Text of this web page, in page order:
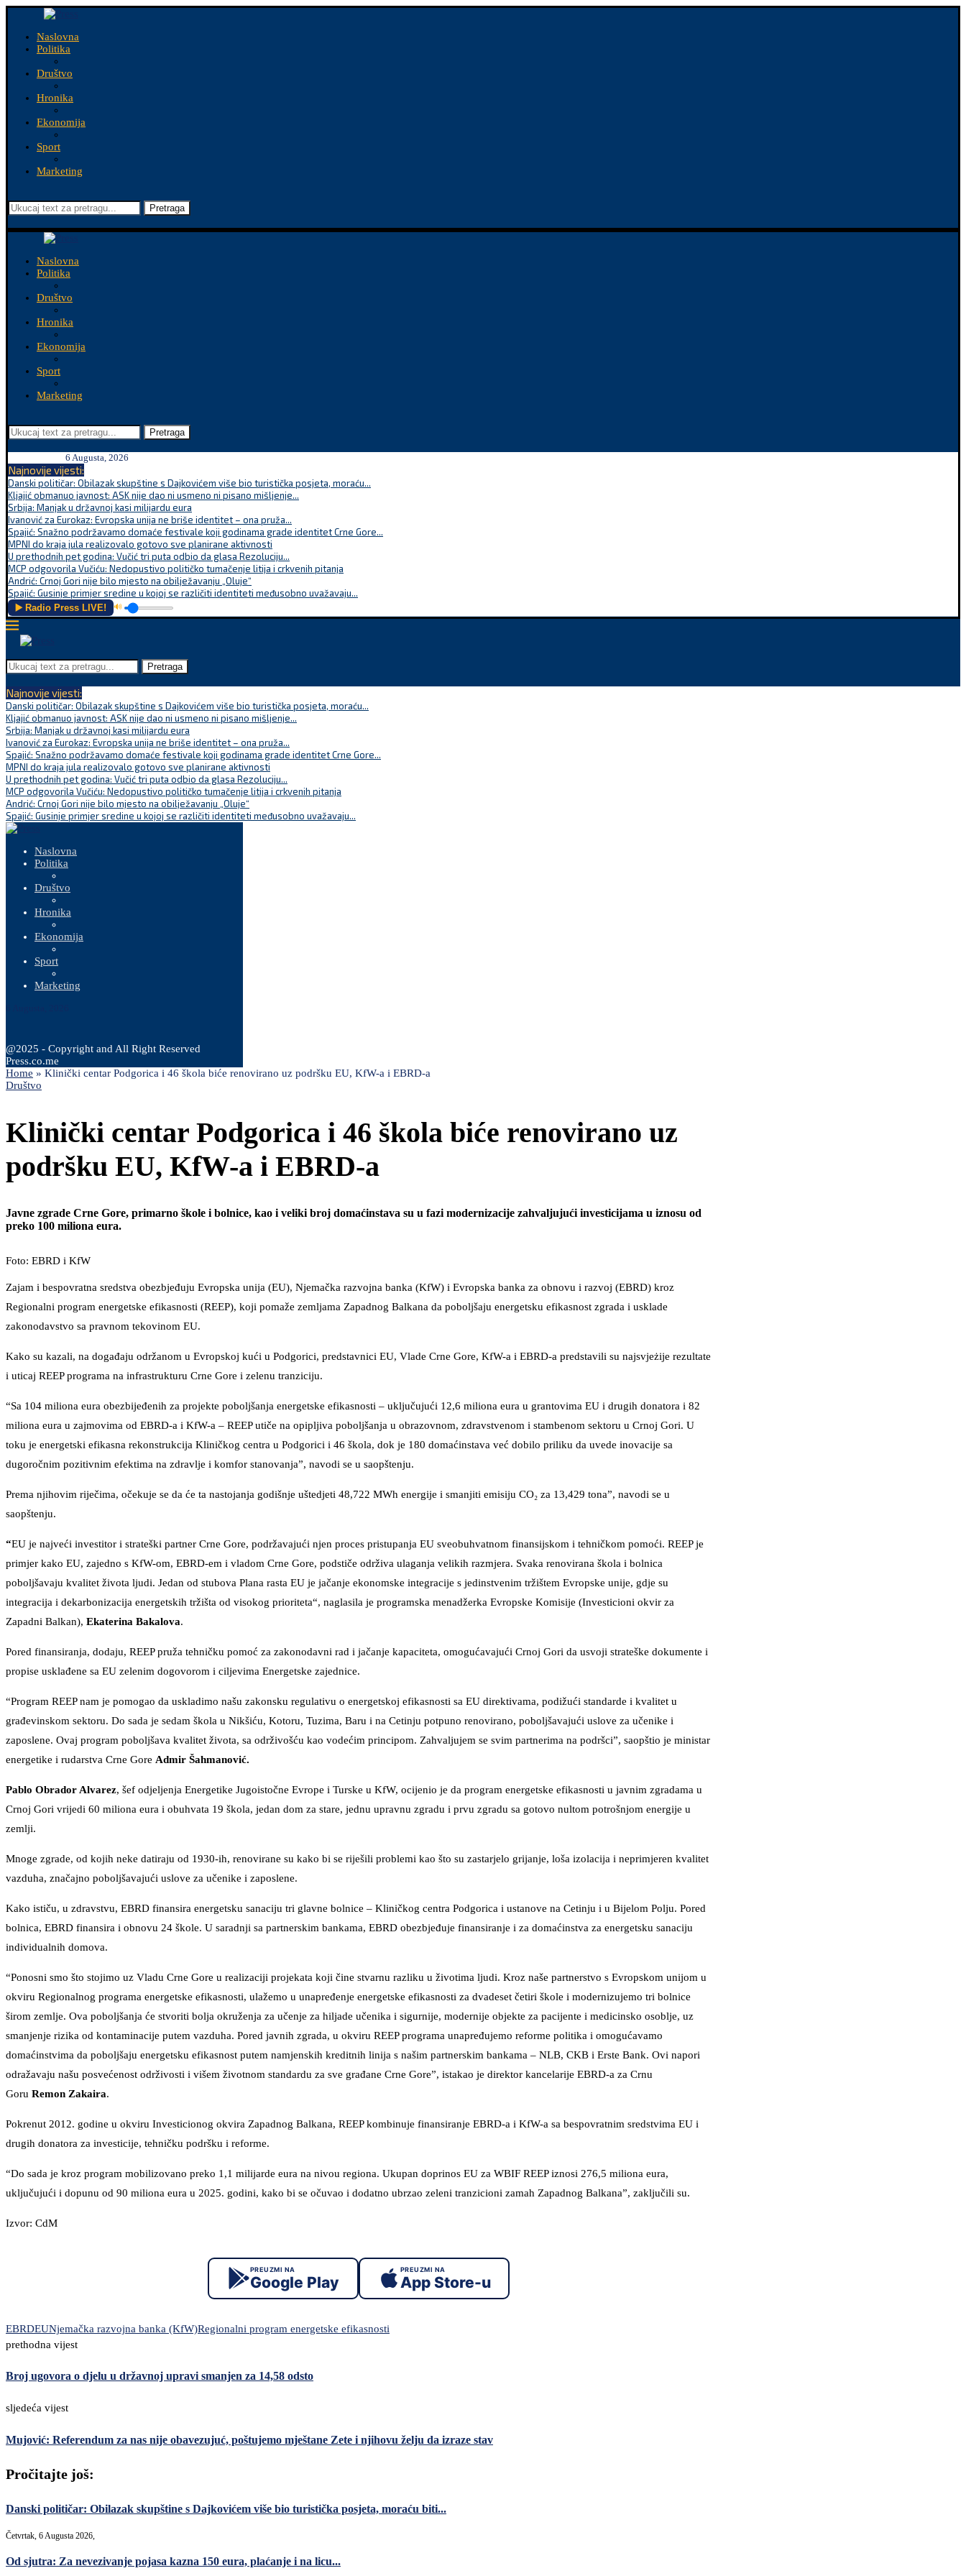
Naslovna
Politika
Društvo
Hronika
Ekonomija
Sport
Marketing
Pretraga
Naslovna
Politika
Društvo
Hronika
Ekonomija
Sport
Marketing
Pretraga
6 Augusta, 2026
Najnovije vijesti:
Danski političar: Obilazak skupštine s Dajkovićem više bio turistička posjeta, moraću...
Kljajić obmanuo javnost: ASK nije dao ni usmeno ni pisano mišljenje...
Srbija: Manjak u državnoj kasi milijardu eura
Ivanović za Eurokaz: Evropska unija ne briše identitet – ona pruža...
Spajić: Snažno podržavamo domaće festivale koji godinama grade identitet Crne Gore...
MPNI do kraja jula realizovalo gotovo sve planirane aktivnosti
U prethodnih pet godina: Vučić tri puta odbio da glasa Rezoluciju...
MCP odgovorila Vučiću: Nedopustivo političko tumačenje litija i crkvenih pitanja
Andrić: Crnoj Gori nije bilo mjesto na obilježavanju „Oluje“
Spajić: Gusinje primjer sredine u kojoj se različiti identiteti međusobno uvažavaju...
▶️ Radio Press LIVE! 🔊
Pretraga
Najnovije vijesti:
Danski političar: Obilazak skupštine s Dajkovićem više bio turistička posjeta, moraću...
Kljajić obmanuo javnost: ASK nije dao ni usmeno ni pisano mišljenje...
Srbija: Manjak u državnoj kasi milijardu eura
Ivanović za Eurokaz: Evropska unija ne briše identitet – ona pruža...
Spajić: Snažno podržavamo domaće festivale koji godinama grade identitet Crne Gore...
MPNI do kraja jula realizovalo gotovo sve planirane aktivnosti
U prethodnih pet godina: Vučić tri puta odbio da glasa Rezoluciju...
MCP odgovorila Vučiću: Nedopustivo političko tumačenje litija i crkvenih pitanja
Andrić: Crnoj Gori nije bilo mjesto na obilježavanju „Oluje“
Spajić: Gusinje primjer sredine u kojoj se različiti identiteti međusobno uvažavaju...
Naslovna
Politika
Društvo
Hronika
Ekonomija
Sport
Marketing
@2025 - Copyright and All Right Reserved
Press.co.me
Home » Klinički centar Podgorica i 46 škola biće renovirano uz podršku EU, KfW-a i EBRD-a
Društvo
Klinički centar Podgorica i 46 škola biće renovirano uz
podršku EU, KfW-a i EBRD-a
Javne zgrade Crne Gore, primarno škole i bolnice, kao i veliki broj domaćinstava su u fazi modernizacije zahvaljujući investicijama u iznosu od
preko 100 miliona eura.
Foto: EBRD i KfW
Zajam i bespovratna sredstva obezbjeđuju Evropska unija (EU), Njemačka razvojna banka (KfW) i Evropska banka za obnovu i razvoj (EBRD) kroz
Regionalni program energetske efikasnosti (REEP), koji pomaže zemljama Zapadnog Balkana da poboljšaju energetsku efikasnost zgrada i usklade
zakonodavstvo sa pravnom tekovinom EU.
Kako su kazali, na događaju održanom u Evropskoj kući u Podgorici, predstavnici EU, Vlade Crne Gore, KfW-a i EBRD-a predstavili su najsvjeżije rezultate
i uticaj REEP programa na infrastrukturu Crne Gore i zelenu tranziciju.
“Sa 104 miliona eura obezbijeđenih za projekte poboljšanja energetske efikasnosti – uključujući 12,6 miliona eura u grantovima EU i drugih donatora i 82
miliona eura u zajmovima od EBRD-a i KfW-a – REEP utiče na opipljiva poboljšanja u obrazovnom, zdravstvenom i stambenom sektoru u Crnoj Gori. U
toku je energetski efikasna rekonstrukcija Kliničkog centra u Podgorici i 46 škola, dok je 180 domaćinstava već dobilo priliku da uvede inovacije sa
dugoročnim pozitivnim efektima na zdravlje i komfor stanovanja”, navodi se u saopštenju.
Prema njihovim riječima, očekuje se da će ta nastojanja godišnje uštedjeti 48,722 MWh energije i smanjiti emisiju CO₂ za 13,429 tona”, navodi se u
saopštenju.
“EU je najveći investitor i strateški partner Crne Gore, podržavajući njen proces pristupanja EU sveobuhvatnom finansijskom i tehničkom pomoći. REEP je
primjer kako EU, zajedno s KfW-om, EBRD-em i vladom Crne Gore, podstiče održiva ulaganja velikih razmjera. Svaka renovirana škola i bolnica
poboljšavaju kvalitet života ljudi. Jedan od stubova Plana rasta EU je jačanje ekonomske integracije s jedinstvenim tržištem Evropske unije, gdje su
integracija i dekarbonizacija energetskih tržišta od visokog prioriteta“, naglasila je programska menadžerka Evropske Komisije (Investicioni okvir za
Zapadni Balkan), Ekaterina Bakalova.
Pored finansiranja, dodaju, REEP pruža tehničku pomoć za zakonodavni rad i jačanje kapaciteta, omogućavajući Crnoj Gori da usvoji strateške dokumente i
propise usklađene sa EU zelenim dogovorom i ciljevima Energetske zajednice.
“Program REEP nam je pomogao da uskladimo našu zakonsku regulativu o energetskoj efikasnosti sa EU direktivama, podižući standarde i kvalitet u
građevinskom sektoru. Do sada je sedam škola u Nikšiću, Kotoru, Tuzima, Baru i na Cetinju potpuno renovirano, poboljšavajući uslove za učenike i
zaposlene. Ovaj program poboljšava kvalitet života, sa održivošću kao vodećim principom. Zahvaljujem se svim partnerima na podršci”, saopštio je ministar
energetike i rudarstva Crne Gore Admir Šahmanović.
Pablo Obrador Alvarez, šef odjeljenja Energetike Jugoistočne Evrope i Turske u KfW, ocijenio je da program energetske efikasnosti u javnim zgradama u
Crnoj Gori vrijedi 60 miliona eura i obuhvata 19 škola, jedan dom za stare, jednu upravnu zgradu i prvu zgradu sa gotovo nultom potrošnjom energije u
zemlji.
Mnoge zgrade, od kojih neke datiraju od 1930-ih, renovirane su kako bi se riješili problemi kao što su zastarjelo grijanje, loša izolacija i neprimjeren kvalitet
vazduha, značajno poboljšavajući uslove za učenike i zaposlene.
Kako ističu, u zdravstvu, EBRD finansira energetsku sanaciju tri glavne bolnice – Kliničkog centra Podgorica i ustanove na Cetinju i u Bijelom Polju. Pored
bolnica, EBRD finansira i obnovu 24 škole. U saradnji sa partnerskim bankama, EBRD obezbjeđuje finansiranje i za domaćinstva za energetsku sanaciju
individualnih domova.
“Ponosni smo što stojimo uz Vladu Crne Gore u realizaciji projekata koji čine stvarnu razliku u životima ljudi. Kroz naše partnerstvo s Evropskom unijom u
okviru Regionalnog programa energetske efikasnosti, ulažemo u unapređenje energetske efikasnosti za dvadeset četiri škole i modernizujemo tri bolnice
širom zemlje. Ova poboljšanja će stvoriti bolja okruženja za učenje za hiljade učenika i sigurnije, modernije objekte za pacijente i medicinsko osoblje, uz
smanjenje rizika od kontaminacije putem vazduha. Pored javnih zgrada, u okviru REEP programa unapređujemo reforme politika i omogućavamo
domaćinstvima da poboljšaju energetsku efikasnost putem namjenskih kreditnih linija s našim partnerskim bankama – NLB, CKB i Erste Bank. Ovi napori
odražavaju našu posvećenost održivosti i višem životnom standardu za sve građane Crne Gore”, istakao je direktor kancelarije EBRD-a za Crnu
Goru Remon Zakaira.
Pokrenut 2012. godine u okviru Investicionog okvira Zapadnog Balkana, REEP kombinuje finansiranje EBRD-a i KfW-a sa bespovratnim sredstvima EU i
drugih donatora za investicije, tehničku podršku i reforme.
“Do sada je kroz program mobilizovano preko 1,1 milijarde eura na nivou regiona. Ukupan doprinos EU za WBIF REEP iznosi 276,5 miliona eura,
uključujući i dopunu od 90 miliona eura u 2025. godini, kako bi se očuvao i dodatno ubrzao zeleni tranzicioni zamah Zapadnog Balkana”, zaključili su.
Izvor: CdM
PREUZMI NA
Google Play
PREUZMI NA
App Store-u
EBRDEUNjemačka razvojna banka (KfW)Regionalni program energetske efikasnosti
prethodna vijest
Broj ugovora o djelu u državnoj upravi smanjen za 14,58 odsto
sljedeća vijest
Mujović: Referendum za nas nije obavezujuć, poštujemo mještane Zete i njihovu želju da izraze stav
Pročitajte još:
Danski političar: Obilazak skupštine s Dajkovićem više bio turistička posjeta, moraću biti...
Četvrtak, 6 Augusta 2026,
Od sjutra: Za nevezivanje pojasa kazna 150 eura, plaćanje i na licu...